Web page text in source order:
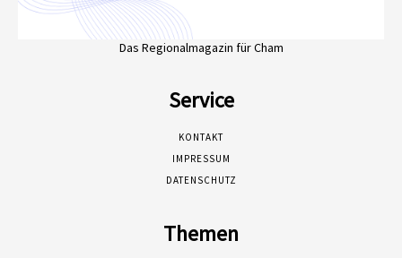
Das Regionalmagazin für Cham
Service
KONTAKT
IMPRESSUM
DATENSCHUTZ
Themen